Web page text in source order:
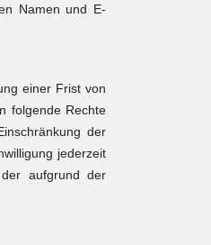
Namen und E-
einer Frist von
folgende Rechte
der
jederzeit
aufgrund der